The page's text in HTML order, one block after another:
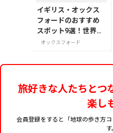
イギリス・オックス
フォードのおすすめ
スポット9選！世界の
英知が集う学問の町
オックスフォード
旅好きな人たちとつ
楽し
会員登録をすると「地球の歩き方
す。